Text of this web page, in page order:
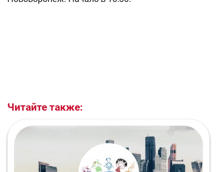
Читайте также: